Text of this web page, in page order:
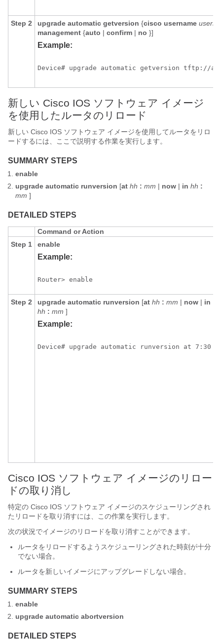
Step 2 upgrade automatic getversion {cisco username
management {auto | confirm | no }]
Example:
Device# upgrade automatic getversion tftp://
新しい Cisco IOS ソフトウェア イメージ
を使用したルータのリロード
新しい Cisco IOS ソフトウェア イメージを使用してルータをリロ
ードするには、ここで説明する作業を実行します。
SUMMARY STEPS
enable
upgrade automatic runversion [at hh : mm | now | in hh :
mm ]
DETAILED STEPS
Command or Action
Step 1
enable
Example:
Router> enable
Step 2 upgrade automatic runversion [at hh : mm | now | in
hh : mm ]
Example:
Device# upgrade automatic runversion at 7:30
Cisco IOS ソフトウェア イメージのリロー
ドの取り消し
特定の Cisco IOS ソフトウェア イメージのスケジューリングされ
たリロードを取り消すには、この作業を実行します。
次の状況でイメージのリロードを取り消すことができます。
ルータをリロードするようスケジューリングされた時刻が十分
でない場合。
ルータを新しいイメージにアップグレードしない場合。
SUMMARY STEPS
enable
upgrade automatic abortversion
DETAILED STEPS